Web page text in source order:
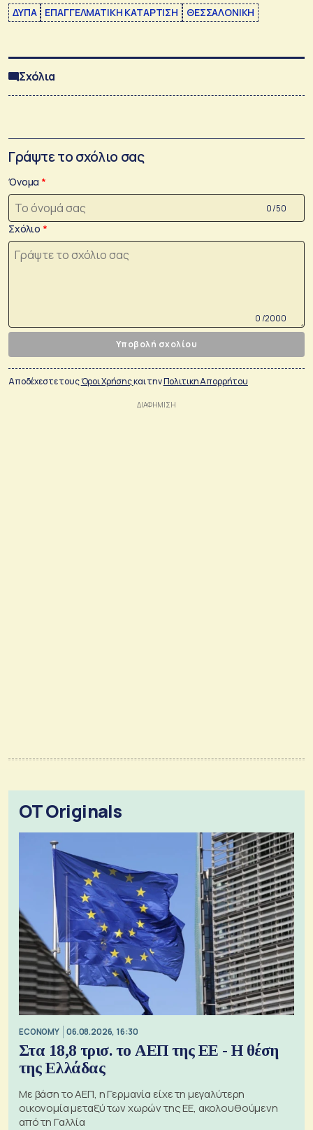
ΔΥΠΑ ΕΠΑΓΓΕΛΜΑΤΙΚΗ ΚΑΤΑΡΤΙΣΗ ΘΕΣΣΑΛΟΝΙΚΗ
Σχόλια
Γράψτε το σχόλιο σας
Όνομα
0 /50
Σχόλιο
0 /2000
Υποβολή σχολίου
Αποδέχεστε τουςΌροι Χρήσηςκαι τηνΠολιτικη Απορρήτου
OT Originals
ECONOMY 06.08.2026, 16:30
Στα 18,8 τρισ. το ΑΕΠ της ΕΕ - Η θέση
της Ελλάδας
Με βάση το ΑΕΠ, η Γερμανία είχε τη μεγαλύτερη
οικονομία μεταξύ των χωρών της ΕΕ, ακολουθούμενη
από τη Γαλλία